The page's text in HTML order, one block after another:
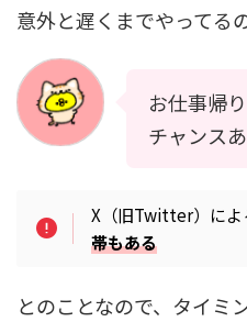
意外と遅くまでやってる
お仕事帰
チャンス
X（旧Twitter）によ
帯もある
とのことなので、タイミ